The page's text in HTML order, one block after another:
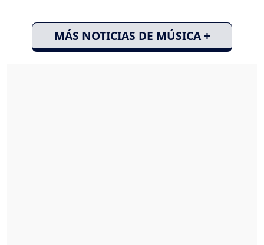
MÁS NOTICIAS DE MÚSICA +